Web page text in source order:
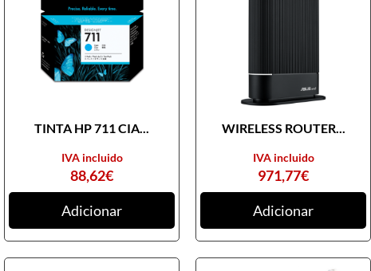
TINTA HP 711 CIA...
88,62€
IVA incluido
Adicionar
WIRELESS ROUTER...
971,77€
IVA incluido
Adicionar